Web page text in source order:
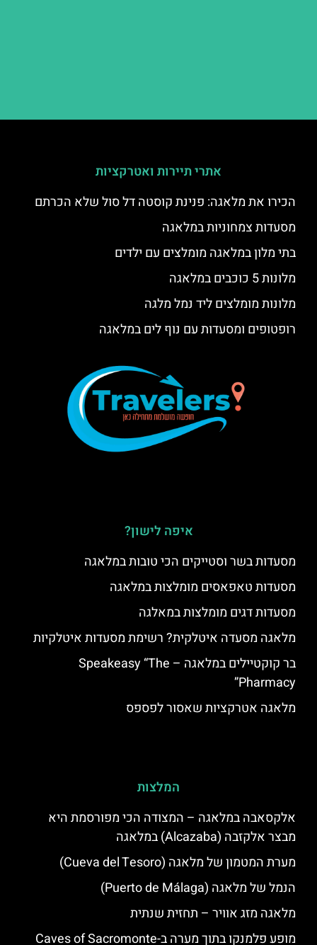
אתרי תיירות ואטרקציות
הכירו את מלאגה: פנינת קוסטה דל סול שלא הכרתם
מסעדות צמחוניות במלאגה
בתי מלון במלאגה מומלצים עם ילדים
מלונות 5 כוכבים במלאגה
מלונות מומלצים ליד נמל מלגה
רופטופים ומסעדות עם נוף לים במלאגה
איפה לישון?
מסעדות בשר וסטייקים הכי טובות במלאגה
מסעדות טאפאסים מומלצות במלאגה
מסעדות דגים מומלצות במאלגה
מלאגה מסעדה איטלקית? רשימת מסעדות איטלקיות
בר קוקטיילים במלאגה – Speakeasy “The
Pharmacy”
מלאגה אטרקציות שאסור לפספס
המלצות
אלקסאבה במלאגה – המצודה הכי מפורסמת היא
מבצר אלקזבה (Alcazaba) במלאגה
מערת המטמון של מלאגה (Cueva del Tesoro)
הנמל של מלאגה (Puerto de Málaga)
מלאגה מזג אוויר – תחזית שנתית
מופע פלמנקו בתוך מערה ב-Caves of Sacromonte